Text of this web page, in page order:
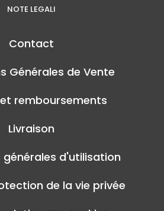
NOTE LEGALI
Contact
Générales de Vente
remboursements
Livraison
d'utilisation
de la vie privée